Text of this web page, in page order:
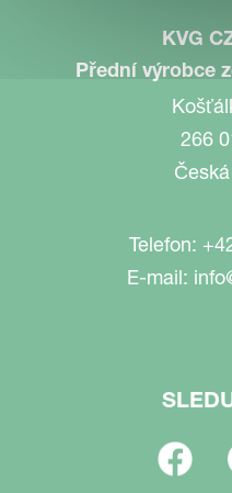
KVG
Přední výrobce
266
Telefon:
E-mail: